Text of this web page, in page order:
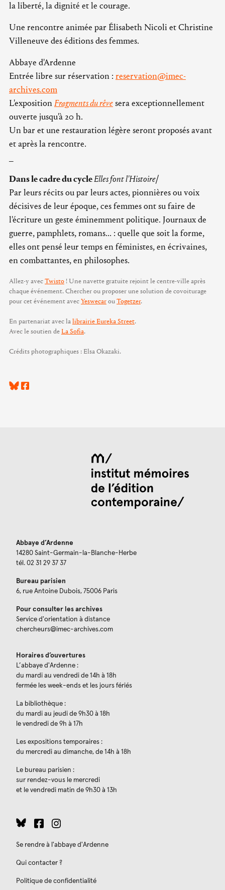
la liberté, la dignité et le courage.
Une rencontre animée par Élisabeth Nicoli et Christine
Villeneuve des éditions des femmes.
Abbaye d'Ardenne
Entrée libre sur réservation : reservation@imec-
archives.com
L'expositionFragments du rêvesera exceptionnellement
ouverte jusqu'à 20 h.
Un bar et une restauration légère seront proposés avant
et après la rencontre.
Dans le cadre du cycleElles font l'Histoire/
Par leurs récits ou par leurs actes, pionnières ou voix
décisives de leur époque, ces femmes ont su faire de
l'écriture un geste éminemment politique. Journaux de
guerre, pamphlets, romans... : quelle que soit la forme,
elles ont pensé leur temps en féministes, en écrivaines,
en combattantes, en philosophes.
Allez-y avecTwisto ! Une navette gratuite rejoint le centre-ville après
chaque événement. Chercher ou proposer une solution de covoiturage
pour cet événement avecYeswecarouTogetzer.
En partenariat avec lalibrairie Eureka Street.
Avec le soutien deLa Sofia.
Crédits photographiques : Elsa Okazaki.
Abbaye d’Ardenne
14280 Saint-Germain-la-Blanche-Herbe
tél. 02 31 29 37 37
Bureau parisien
6, rue Antoine Dubois, 75006 Paris
Pour consulter les archives
Service d'orientation à distance
chercheurs@imec-archives.com
Horaires d’ouvertures
L’abbaye d'Ardenne :
du mardi au vendredi de 14h à 18h
fermée les week-ends et les jours fériés
La bibliothèque :
du mardi au jeudi de 9h30 à 18h
le vendredi de 9h à 17h
Les expositions temporaires :
du mercredi au dimanche, de 14h à 18h
Le bureau parisien :
sur rendez-vous le mercredi
et le vendredi matin de 9h30 à 13h
Se rendre à l'abbaye d'Ardenne
Qui contacter ?
Politique de confidentialité